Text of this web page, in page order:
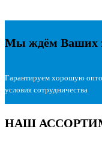
Мы ждём Ваших
Гарантируем хорошую
условия сотрудничества
НАШ